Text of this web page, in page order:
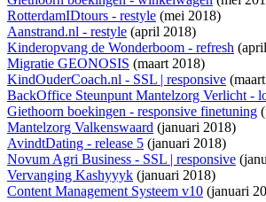
RotterdamIDtours - restyle (mei 2018)
Aanstrand.nl - restyle (april 2018)
Kinderopvang de Wonderboom - refresh
Migratie GEONOSIS (maart 2018)
KindOuderCoach.nl - SSL | responsive
BackOffice Steunpunt Mantelzorg Verlicht -
Giethoorn boekingen - responsive finetuning
Mantelzorg Valkenswaard (januari 2018)
AvindtDating - release 5 (januari 2018)
Novum Agri Business - SSL | responsive
Vervanging Kashyyyk (januari 2018)
Content Management Systeem v10 (januari